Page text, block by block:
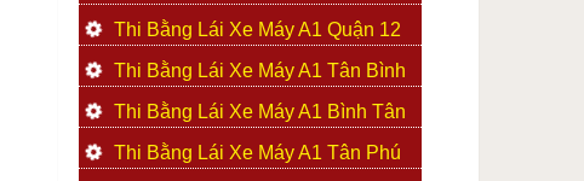
Thi Bằng Lái Xe Máy A1 Quận 12
Thi Bằng Lái Xe Máy A1 Tân Bình
Thi Bằng Lái Xe Máy A1 Bình Tân
Thi Bằng Lái Xe Máy A1 Tân Phú